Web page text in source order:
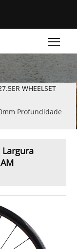
WHEELSET
Profundidade
Largura